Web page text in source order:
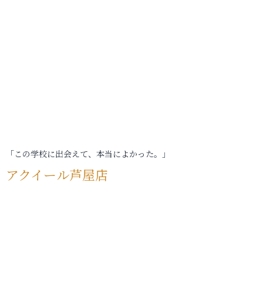
「この学校に出会えて、本当によかった。」
アクイール芦屋店